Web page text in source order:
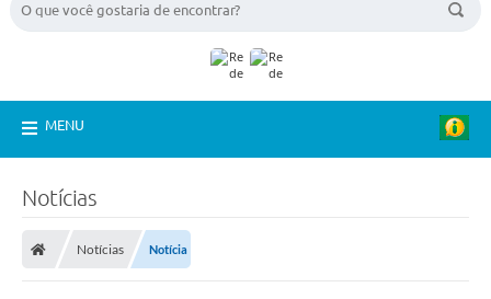
MENU
Notícias
Notícias Notícia